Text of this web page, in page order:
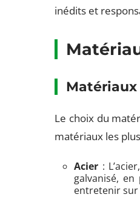
inédits et
Le choix du
matériaux les
Acier :
galvanisé,
entretenir sur